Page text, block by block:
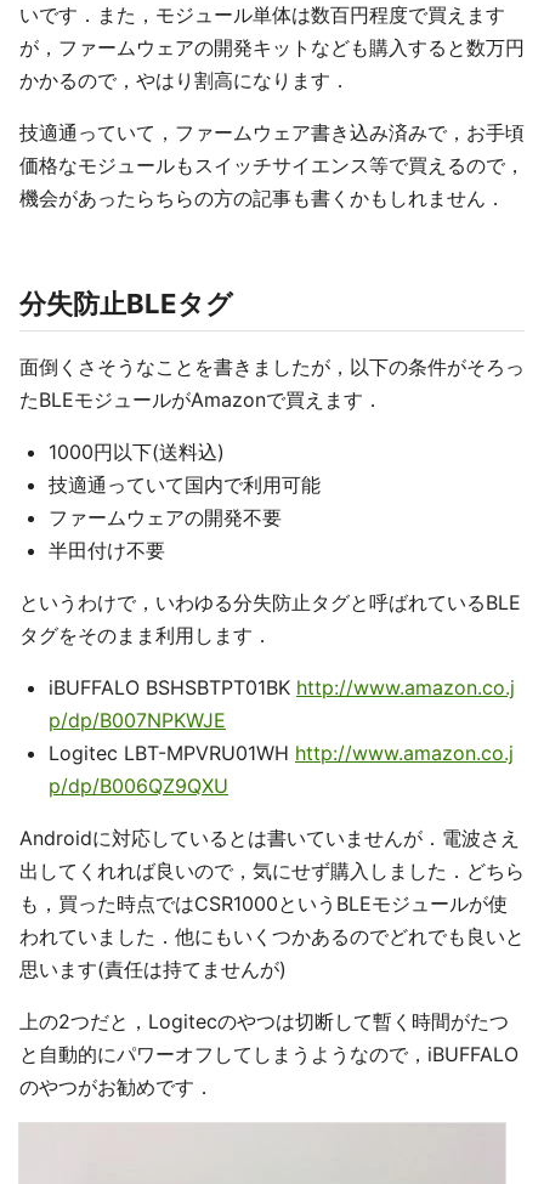
いです．また，モジュール単体は数百円程度で買えます
が，ファームウェアの開発キットなども購入すると数万円
かかるので，やはり割高になります．
技適通っていて，ファームウェア書き込み済みで，お手頃
価格なモジュールもスイッチサイエンス等で買えるので，
機会があったらちらの方の記事も書くかもしれません．
分失防止BLEタグ
面倒くさそうなことを書きましたが，以下の条件がそろっ
たBLEモジュールがAmazonで買えます．
1000円以下(送料込)
技適通っていて国内で利用可能
ファームウェアの開発不要
半田付け不要
というわけで，いわゆる分失防止タグと呼ばれているBLE
タグをそのまま利用します．
iBUFFALO BSHSBTPT01BK http://www.amazon.co.j
p/dp/B007NPKWJE
Logitec LBT-MPVRU01WH http://www.amazon.co.j
p/dp/B006QZ9QXU
Androidに対応しているとは書いていませんが．電波さえ
出してくれれば良いので，気にせず購入しました．どちら
も，買った時点ではCSR1000というBLEモジュールが使
われていました．他にもいくつかあるのでどれでも良いと
思います(責任は持てませんが)
上の2つだと，Logitecのやつは切断して暫く時間がたつ
と自動的にパワーオフしてしまうようなので，iBUFFALO
のやつがお勧めです．